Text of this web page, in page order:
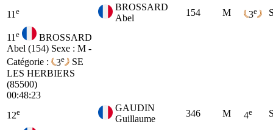
11 e
BROSSARD
Abel
154 M 3e
11 e
BROSSARD
Abel (154) Sexe : M -
Catégorie :
3e
SE
LES HERBIERS
(85500)
00:48:23
12e
GAUDIN
Guillaume
346 M 4e